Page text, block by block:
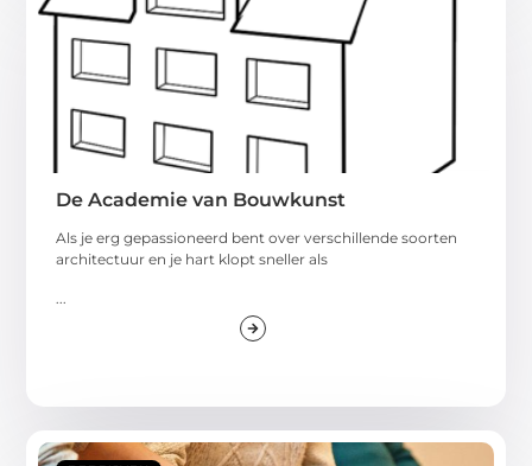
De Academie van Bouwkunst
Als je erg gepassioneerd bent over verschillende soorten
architectuur en je hart klopt sneller als